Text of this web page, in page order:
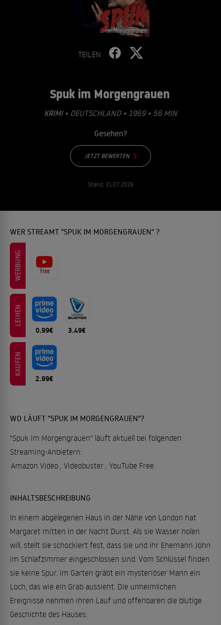
TEILEN
Spuk im Morgengrauen
KRIMI• DEUTSCHLAND • 1969 • 56 MIN
Gesehen?
JETZT BEWERTEN
Stand: 31.07.2026
WER STREAMT "SPUK IM MORGENGRAUEN" ?
WERBUNG
LEIHEN
0.99€ 3.49€
KAUFEN
2.99€
WO LÄUFT "SPUK IM MORGENGRAUEN"?
"Spuk im Morgengrauen" läuft aktuell bei folgenden
Streaming-Anbietern:
Amazon Video , Videobuster, YouTube Free .
INHALTSBESCHREIBUNG
In einem abgelegenen Haus in der Nähe von London hat
Margaret mitten in der Nacht Durst. Als sie Wasser holen
will, stellt sie schockiert fest, dass sie und ihr Ehemann John
im Schlafzimmer eingeschlossen sind. Vom Schlüssel finden
sie keine Spur. Im Garten gräbt ein mysteriöser Mann ein
Loch, das wie ein Grab aussieht. Die unheimlichen
Ereignisse nehmen ihren Lauf und offenbaren die blutige
Geschichte des Hauses.